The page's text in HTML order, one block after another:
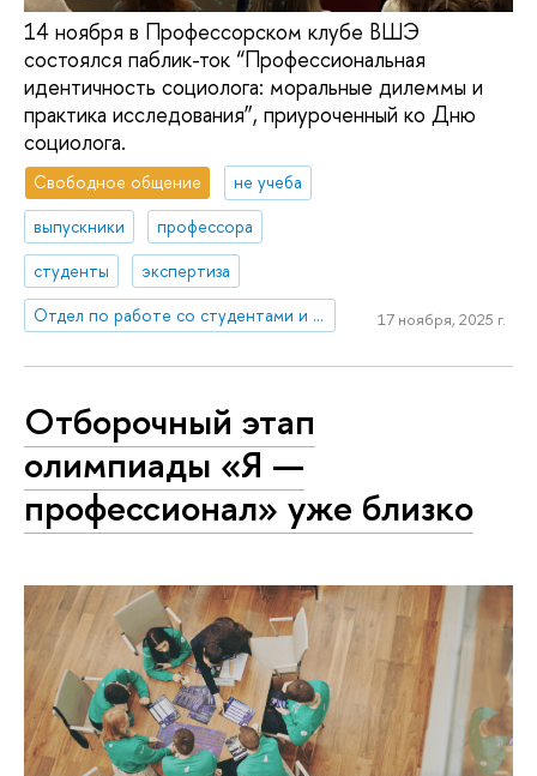
14 ноября в Профессорском клубе ВШЭ
состоялся паблик-ток “Профессиональная
идентичность социолога: моральные дилеммы и
практика исследования”, приуроченный ко Дню
социолога.
Свободное общение
не учеба
выпускники
профессора
студенты
экспертиза
Отдел по работе со студентами и выпускниками
17 ноября, 2025 г.
Отборочный этап
олимпиады «Я —
профессионал» уже близко